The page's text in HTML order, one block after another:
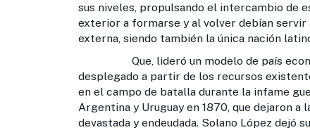
sus niveles, propulsando el intercambio de
exterior a formarse y al volver debían servir
externa, siendo también la única nación
Que, lideró un modelo de país
desplegado a partir de los recursos
en el campo de batalla durante la infame
Argentina y Uruguay en 1870, que dejaron a
devastada y endeudada. Solano López dejó